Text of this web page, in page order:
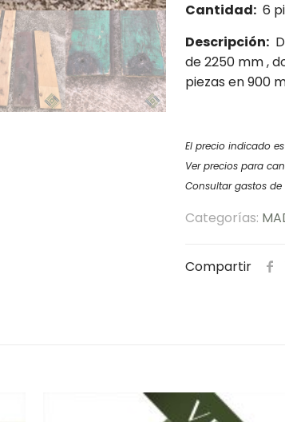
Cantidad: 6
Descripción:
de 2250 mm ,
piezas en 900
El precio indicado
Ver precios para
Consultar gastos de
Categorías:
Compartir